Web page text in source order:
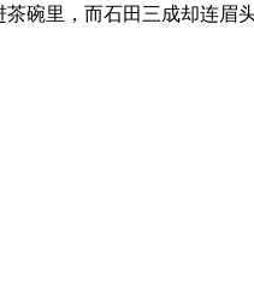
碗里，而石田三成却连